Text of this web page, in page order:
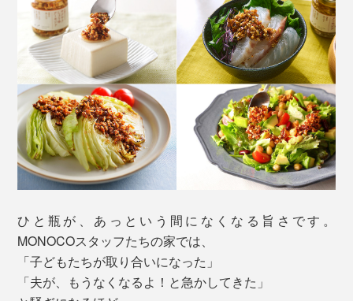
ひと瓶が、あっという間になくなる旨さです。
MONOCOスタッフたちの家では、
「子どもたちが取り合いになった」
「夫が、もうなくなるよ！と急かしてきた」